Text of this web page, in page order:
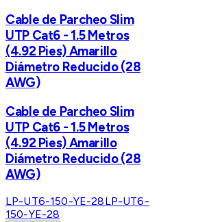
Cable de Parcheo Slim
UTP Cat6 - 1.5 Metros
(4.92 Pies) Amarillo
Diámetro Reducido (28
AWG)
Cable de Parcheo Slim
UTP Cat6 - 1.5 Metros
(4.92 Pies) Amarillo
Diámetro Reducido (28
AWG)
LP-UT6-150-YE-28LP-UT6-
150-YE-28